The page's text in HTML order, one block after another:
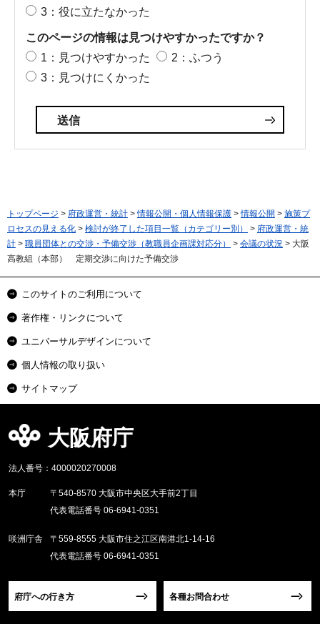
3：役に立たなかった
このページの情報は見つけやすかったですか？
1：見つけやすかった
2：ふつう
3：見つけにくかった
トップページ > 府政運営・統計 >情報公開・個人情報保護 >情報公開 > 施策プ
ロセスの見える化 > 検討が終了した項目一覧（カテゴリー別） > 府政運営・統
計 > 職員団体との交渉・予備交渉（教職員企画課対応分） > 会議の状況 > 大阪
高教組（本部） 定期交渉に向けた予備交渉
このサイトのご利用について
著作権・リンクについて
ユニバーサルデザインについて
個人情報の取り扱い
サイトマップ
大阪府庁
法人番号：4000020270008
本庁
〒540-8570 大阪市中央区大手前2丁目
代表電話番号 06-6941-0351
咲洲庁舎
〒559-8555 大阪市住之江区南港北1-14-16
代表電話番号 06-6941-0351
府庁への行き方 各種お問合わせ